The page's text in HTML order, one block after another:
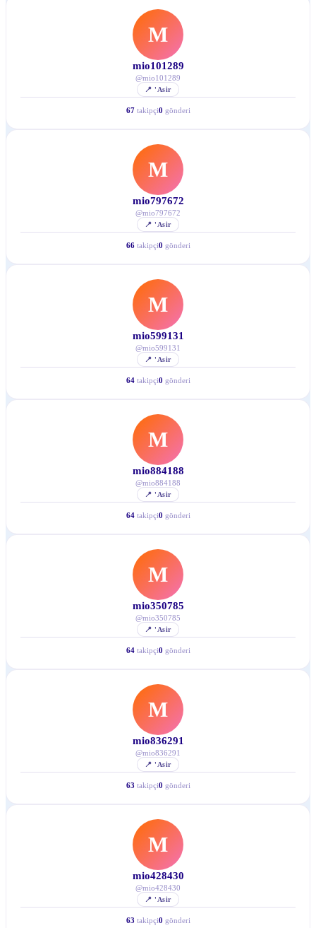
M
mio101289
@mio101289
📍'Asir
67 takipçi0 gönderi
M
mio797672
@mio797672
📍'Asir
66 takipçi0 gönderi
M
mio599131
@mio599131
📍'Asir
64 takipçi0 gönderi
M
mio884188
@mio884188
📍'Asir
64 takipçi0 gönderi
M
mio350785
@mio350785
📍'Asir
64 takipçi0 gönderi
M
mio836291
@mio836291
📍'Asir
63 takipçi0 gönderi
M
mio428430
@mio428430
📍'Asir
63 takipçi0 gönderi